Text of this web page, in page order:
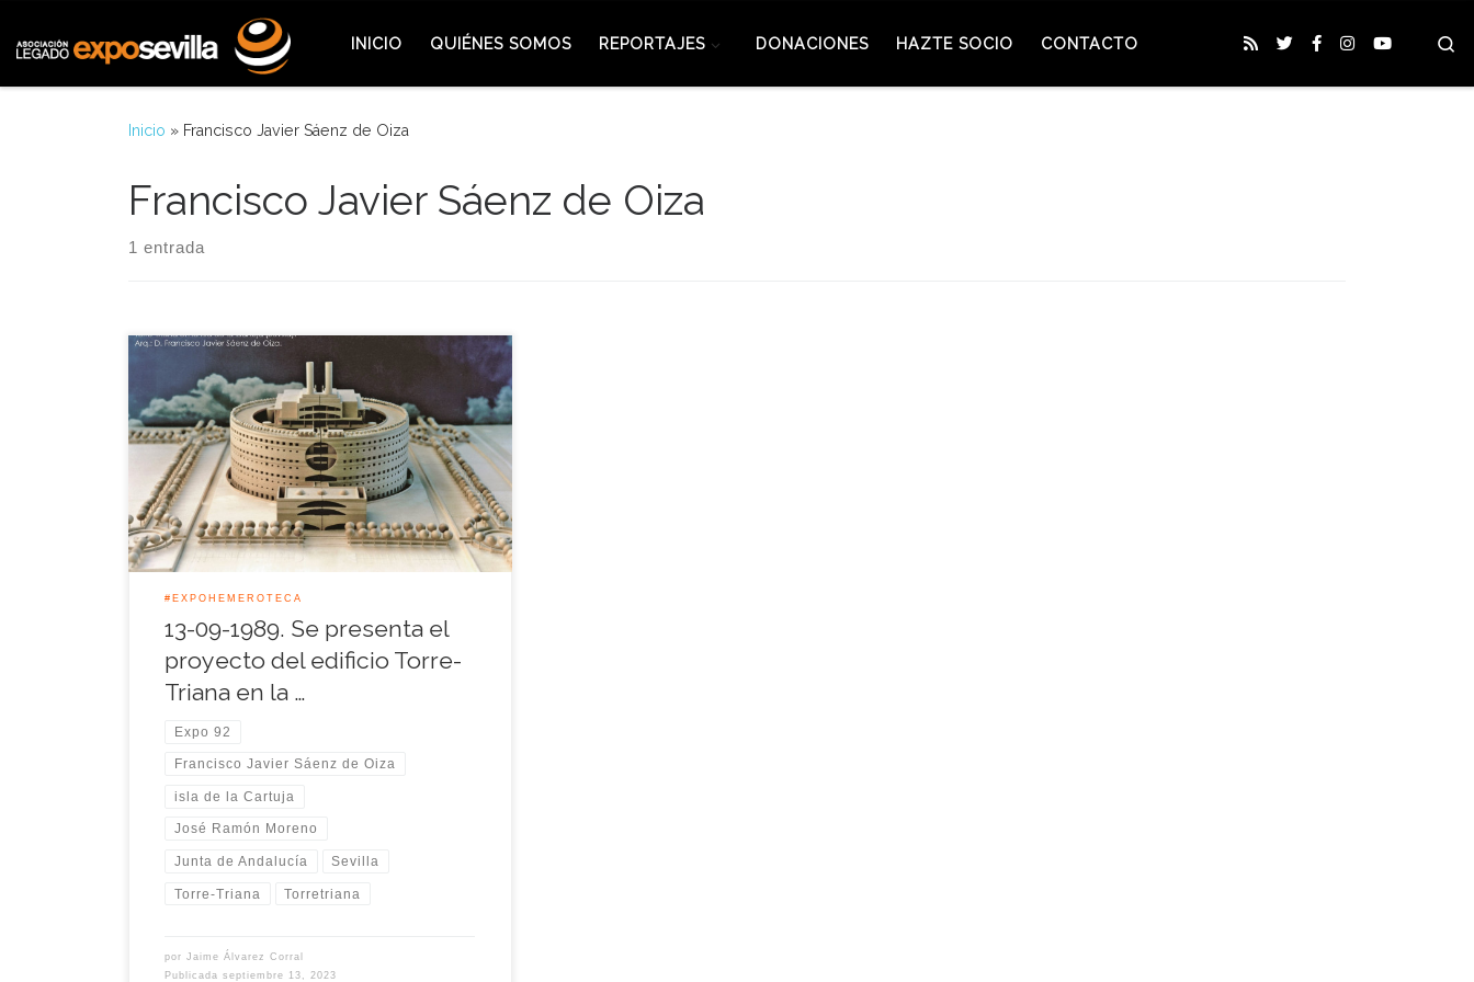
INICIO QUIÉNES SOMOS REPORTAJES DONACIONES HAZTE SOCIO CONTACTO
Inicio » Francisco Javier Sáenz de Oiza
Francisco Javier Sáenz de Oiza
1 entrada
En el acto de presentación intervino en primer
lugar José Ramón Moreno, director general de
Arquitectura y Vivienda de la Consejería de Obras
Públicas y Transportes, quien explicó que años
atrás coincidió con el señor Francisco Javier Sáenz
de Oiza en un vuelo y le preguntó si le gustaría
hacer […]
#EXPOHEMEROTECA
13-09-1989. Se presenta el
proyecto del edificio Torre-
Triana en la …
Expo 92
Francisco Javier Sáenz de Oiza
isla de la Cartuja
José Ramón Moreno
Junta de Andalucía Sevilla
Torre-Triana Torretriana
porJaime Álvarez Corral
Publicadaseptiembre 13, 2023